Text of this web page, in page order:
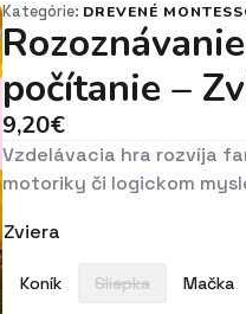
Kategórie: DREVENÉ
počítanie –
9,20€
Vzdelávacia hra rozvíja
motoriky či logickom
Zviera
Koník Sliepka Mačka